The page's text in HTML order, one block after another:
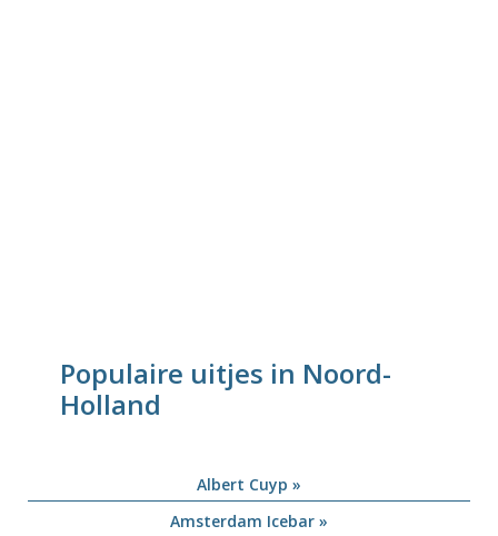
Populaire uitjes in Noord-
Holland
Albert Cuyp »
Amsterdam Icebar »